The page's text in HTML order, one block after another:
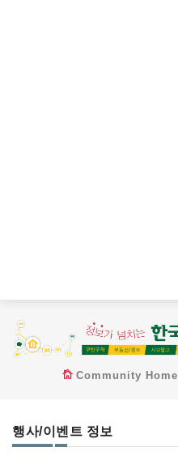
Community Home
행사/이벤트 정보